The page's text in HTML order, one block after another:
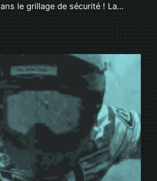
le grillage de sécurité ! La…